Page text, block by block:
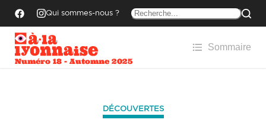
Qui sommes-nous ?
Numéro 18 - Automne 2025
Sommaire
DÉCOUVERTES